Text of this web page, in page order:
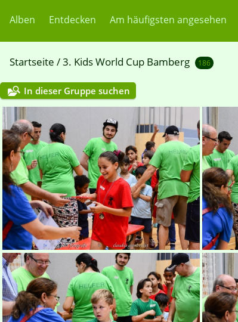
Alben Entdecken Am häufigsten angesehen
Startseite /3. Kids World Cup Bamberg 186
In dieser Gruppe suchen
3. Kids World Cup Bamberg